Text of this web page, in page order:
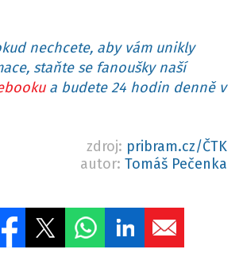
nechcete, aby vám unikly
staňte se fanoušky naší
a budete 24 hodin denně v
zdroj: pribram.cz/ČTK
autor: Tomáš Pečenka